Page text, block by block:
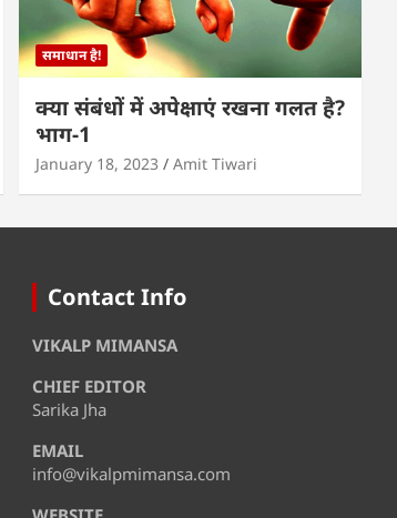
समाधान है!
क्या संबंधों में अपेक्षाएं रखना गलत है?
भाग-1
January 18, 2023 Amit Tiwari
Contact Info
VIKALP MIMANSA
CHIEF EDITOR
Sarika Jha
EMAIL
info@vikalpmimansa.com